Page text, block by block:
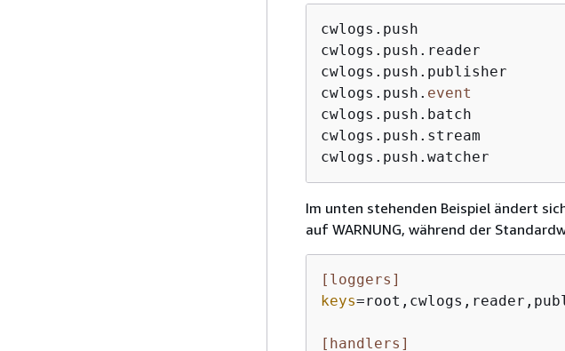
cwlogs.push
cwlogs.push.reader
cwlogs.push.publisher
cwlogs.push. event
cwlogs.push.batch
cwlogs.push.stream
cwlogs.push.watcher
Im unten stehenden Beispiel ändert
auf WARNUNG, während der
[loggers]
keys
[handlers]